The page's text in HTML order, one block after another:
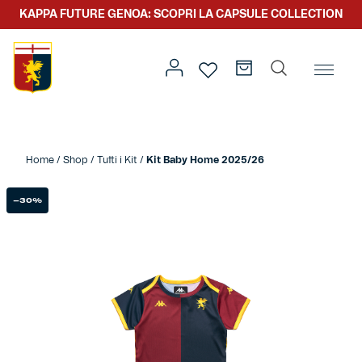
Genoa x Rolling Stone
KAPPA FUTURE GENOA: SCOPRI LA CAPSULE COLLECTION
Home/Abbigliamento
Home / Shop / Tutti i Kit / Kit Baby Home 2025/26
-30%